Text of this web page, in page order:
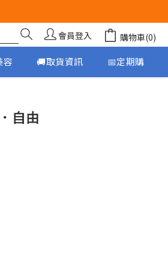
會員登入 購物車(0)
容 🚚取貨資訊 📅定期購
自由